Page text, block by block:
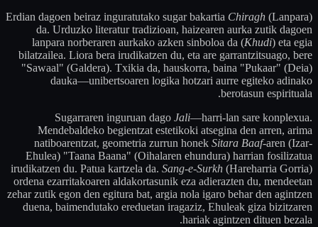
Erdian dagoen beiraz inguratutako sugar bakartia Chiragh (Lanpara)
da. Urduzko literatur tradizioan, haizearen aurka zutik dagoen
lanpara norberaren aurkako azken sinboloa da (Khudi) eta egia
bilatzailea. Liora bera irudikatzen du, eta are garrantzitsuago, bere
"Sawaal" (Galdera). Txikia da, hauskorra, baina "Pukaar" (Deia)
dauka—unibertsoaren logika hotzari aurre egiteko adinako
berotasun espirituala.
Sugarraren inguruan dago Jali—harri-lan sare konplexua.
Mendebaldeko begientzat estetikoki atsegina den arren, arima
natiboarentzat, geometria zurrun honek Sitara Baaf-aren (Izar-
Ehulea) "Taana Baana" (Oihalaren ehundura) harrian fosilizatua
irudikatzen du. Patua kartzela da. Sang-e-Surkh (Hareharria Gorria)
ordena ezarritakoaren aldakortasunik eza adierazten du, mendeetan
zehar zutik egon den egitura bat, argia nola igaro behar den agintzen
duena, baimendutako ereduetan iragaziz, Ehuleak giza bizitzaren
hariak agintzen dituen bezala.